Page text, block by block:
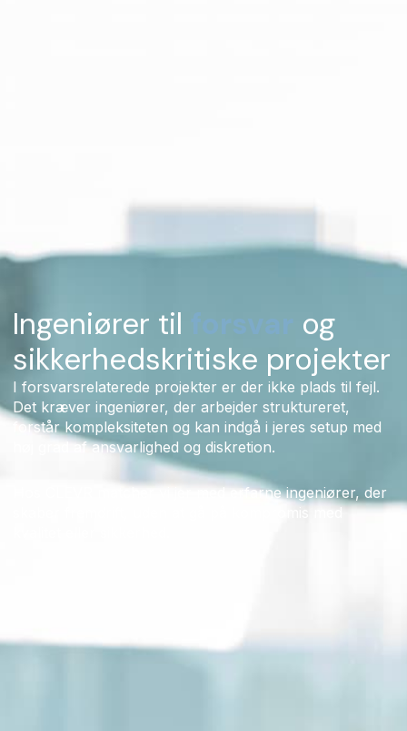
Ingeniører til forsvar
og
sikkerhedskritiske projekter
I forsvarsrelaterede projekter er der ikke plads til fejl.
Det kræver ingeniører, der arbejder struktureret,
forstår kompleksiteten og kan indgå i jeres setup med
høj grad af ansvarlighed og diskretion.
Hos CLEVR matcher vi jer med erfarne ingeniører, der
skaber fremdrift, uden at gå på kompromis med